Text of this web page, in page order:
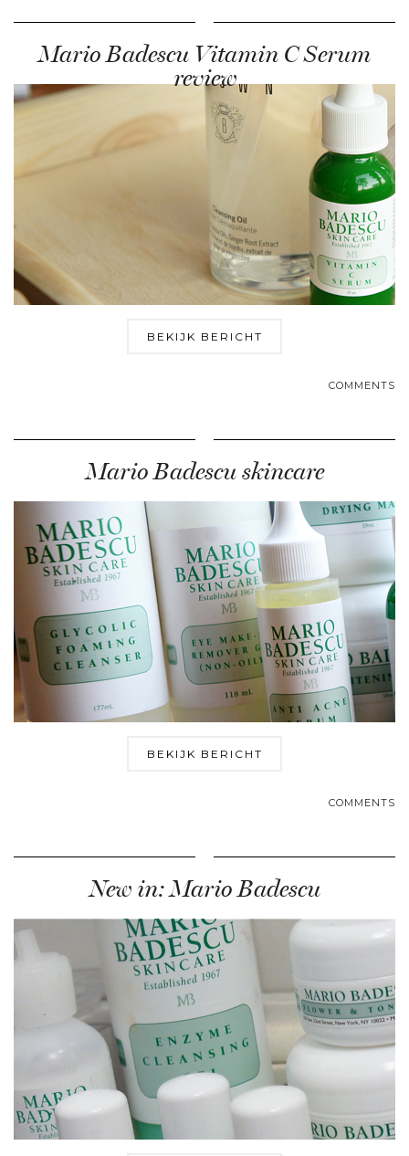
Mario Badescu Vitamin C Serum
review
BEKIJK BERICHT
COMMENTS
Mario Badescu skincare
BEKIJK BERICHT
COMMENTS
New in: Mario Badescu